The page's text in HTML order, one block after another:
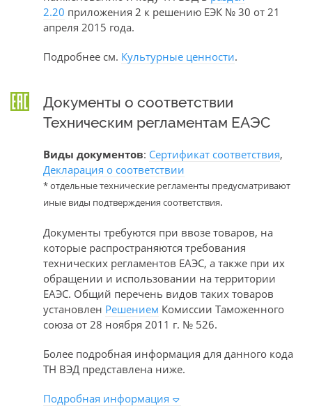
2.20 приложения 2 к решению ЕЭК № 30 от 21
апреля 2015 года.
Подробнее см. Культурные ценности.
Документы о соответствии
Техническим регламентам ЕАЭС
Виды документов: Сертификат соответствия,
Декларация о соответствии
* отдельные технические регламенты предусматривают
иные виды подтверждения соответствия.
Документы требуются при ввозе товаров, на
которые распространяются требования
технических регламентов ЕАЭС, а также при их
обращении и использовании на территории
ЕАЭС. Общий перечень видов таких товаров
установлен Решением Комиссии Таможенного
союза от 28 ноября 2011 г. № 526.
Более подробная информация для данного кода
ТН ВЭД представлена ниже.
Подробная информация